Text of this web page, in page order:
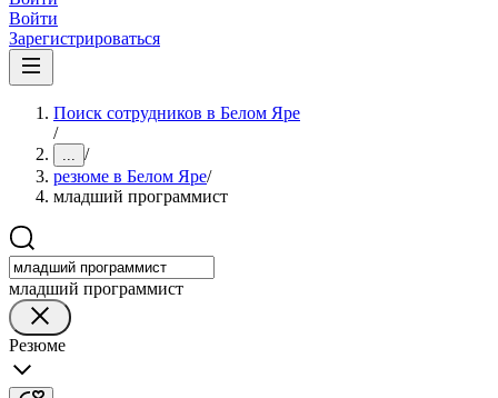
Войти
Зарегистрироваться
Поиск сотрудников в Белом Яре
/
... /
резюме в Белом Яре/
младший программист
младший программист
Резюме